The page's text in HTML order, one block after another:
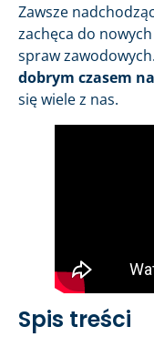
Zawsze
zachęca do
spraw zawodowych.
dobrym czasem
się wiele z nas.
Spis treści